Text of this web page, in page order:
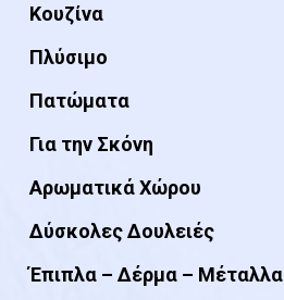
Κουζίνα
Πλύσιμο
Πατώματα
Για την Σκόνη
Αρωματικά Χώρου
Δύσκολες Δουλειές
Έπιπλα – Δέρμα – Μέταλλα